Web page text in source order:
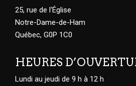
25, rue de l'Église
Notre-Dame-de-Ham
Québec, G0P 1C0
HEURES
Lundi au jeudi de 9 h à 12 h